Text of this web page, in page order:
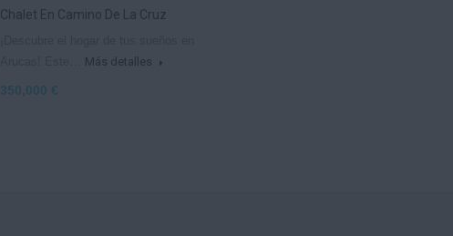
Chalet En Camino De La Cruz
Más detalles
350,000 €